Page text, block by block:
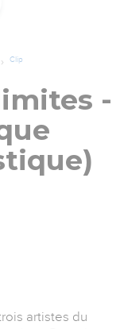
Clip
-
artistes du